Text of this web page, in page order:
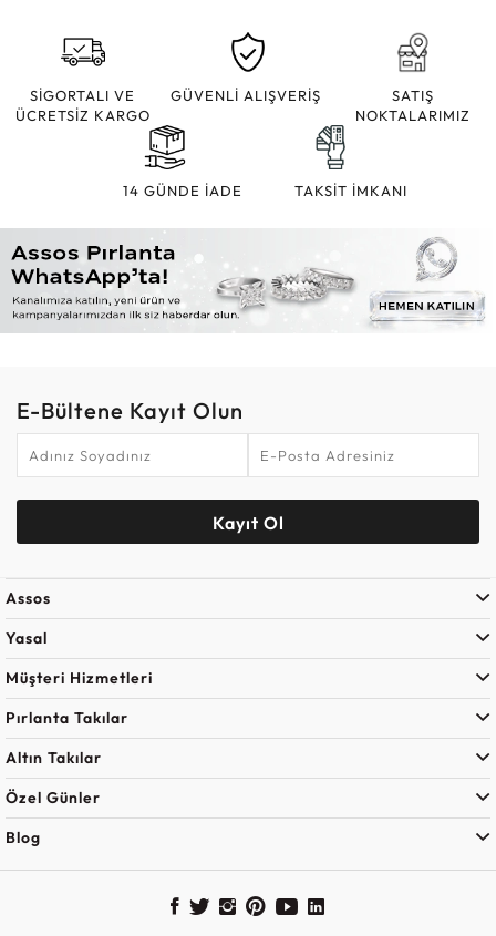
SİGORTALI VE
ÜCRETSİZ KARGO
GÜVENLİ ALIŞVERİŞ
SATIŞ
NOKTALARIMIZ
14 GÜNDE İADE TAKSİT İMKANI
E-Bültene Kayıt Olun
Kayıt Ol
Assos
Yasal
Müşteri Hizmetleri
Pırlanta Takılar
Altın Takılar
Özel Günler
Blog